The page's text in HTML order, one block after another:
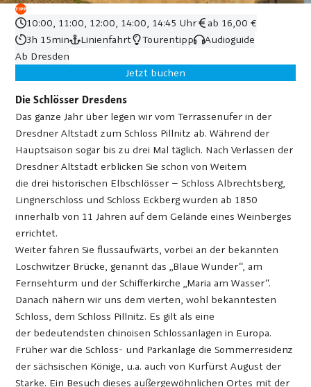
10:00, 11:00, 12:00, 14:00, 14:45 Uhr
ab 16,00 €
3h 15min
Linienfahrt Tourentipp
Audioguide
Ab Dresden
Jetzt buchen
Die Schlösser Dresdens
Das ganze Jahr über legen wir vom Terrassenufer in der
Dresdner Altstadt zum Schloss Pillnitz ab. Während der
Hauptsaison sogar bis zu drei Mal täglich. Nach Verlassen der
Dresdner Altstadt erblicken Sie schon von Weitem
die drei historischen Elbschlösser – Schloss Albrechtsberg,
Lingnerschloss und Schloss Eckberg wurden ab 1850
innerhalb von 11 Jahren auf dem Gelände eines Weinberges
errichtet.
Weiter fahren Sie flussaufwärts, vorbei an der bekannten
Loschwitzer Brücke, genannt das „Blaue Wunder“, am
Fernsehturm und der Schifferkirche „Maria am Wasser“.
Danach nähern wir uns dem vierten, wohl bekanntesten
Schloss, dem Schloss Pillnitz. Es gilt als eine
der bedeutendsten chinoisen Schlossanlagen in Europa.
Früher war die Schloss- und Parkanlage die Sommerresidenz
der sächsischen Könige, u.a. auch von Kurfürst August der
Starke. Ein Besuch dieses außergewöhnlichen Ortes mit der